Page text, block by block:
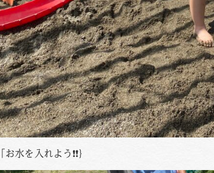
「お水を入れよう❗❗｝